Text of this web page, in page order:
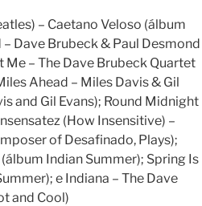
– Caetano Veloso (álbum
Dave Brubeck & Paul Desmond
Me – The Dave Brubeck Quartet
Ahead – Miles Davis & Gil
and Gil Evans); Round Midnight
(How Insensitive) –
of Desafinado, Plays);
Indian Summer); Spring Is
e Indiana – The Dave
and Cool)